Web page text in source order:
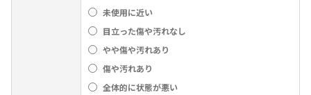
未使用に近い
目立った傷や汚れなし
やや傷や汚れあり
傷や汚れあり
全体的に状態が悪い